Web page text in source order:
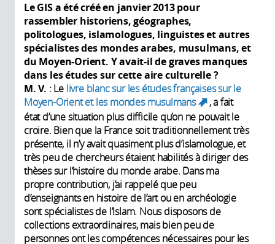
Le GIS a été créé en janvier 2013 pour
rassembler historiens, géographes,
politologues, islamologues, linguistes et autres
spécialistes des mondes arabes, musulmans, et
du Moyen-Orient. Y avait-il de graves manques
dans les études sur cette aire culturelle?
M. V. : Le livre blanc sur les études françaises sur le
Moyen-Orient et les mondes musulmans
(link is
external)
, a fait
état d’une situation plus difficile qu’on ne pouvait le
croire. Bien que la France soit traditionnellement très
présente, il n’y avait quasiment plus d’islamologue, et
très peu de chercheurs étaient habilités à diriger des
thèses sur l’histoire du monde arabe. Dans ma
propre contribution, j’ai rappelé que peu
d’enseignants en histoire de l’art ou en archéologie
sont spécialistes de l’Islam. Nous disposons de
collections extraordinaires, mais bien peu de
personnes ont les compétences nécessaires pour les